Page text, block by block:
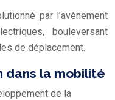
par l’avènement
bouleversant
de déplacement.
dans la mobilité
de la